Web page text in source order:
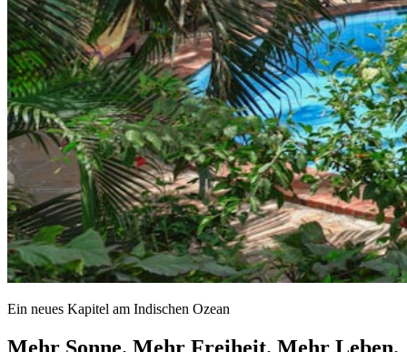
Ein neues Kapitel am Indischen Ozean